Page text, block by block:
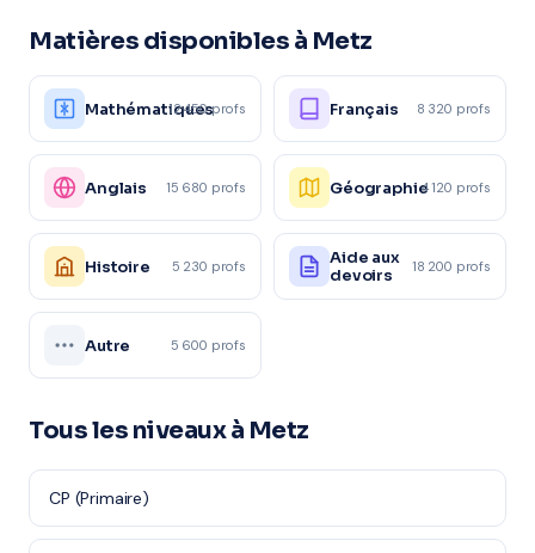
Matières disponibles à Metz
Mathématiques
12 450 profs Français 8 320 profs
Anglais 15 680 profs Géographie4 120 profs
Histoire 5 230 profs
Aide aux
devoirs
18 200 profs
Autre 5 600 profs
Tous les niveaux à Metz
CP (Primaire)